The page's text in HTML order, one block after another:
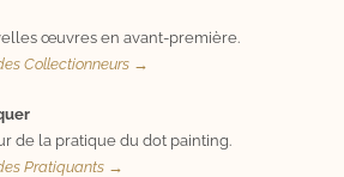
œuvres en avant-première.
Collectionneurs →
de la pratique du dot painting.
Pratiquants →